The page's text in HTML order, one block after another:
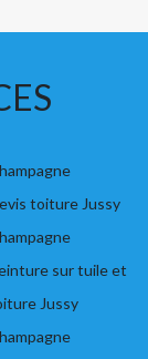
toiture Jussy
sur tuile et
Jussy